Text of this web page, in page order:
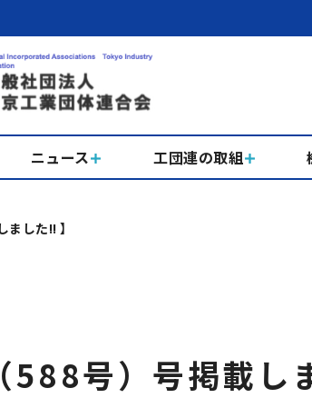
ニュース 工団連の取組
した!! 】
588号）号掲載し